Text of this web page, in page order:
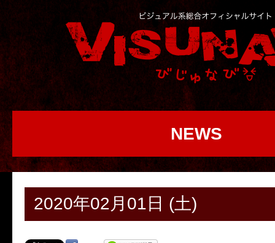
NEWS
2020年02月01日 (土)